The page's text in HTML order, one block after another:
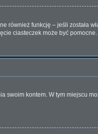
również funkcję – jeśli została
ciasteczek może być pomocne.
swoim kontem. W tym miejscu